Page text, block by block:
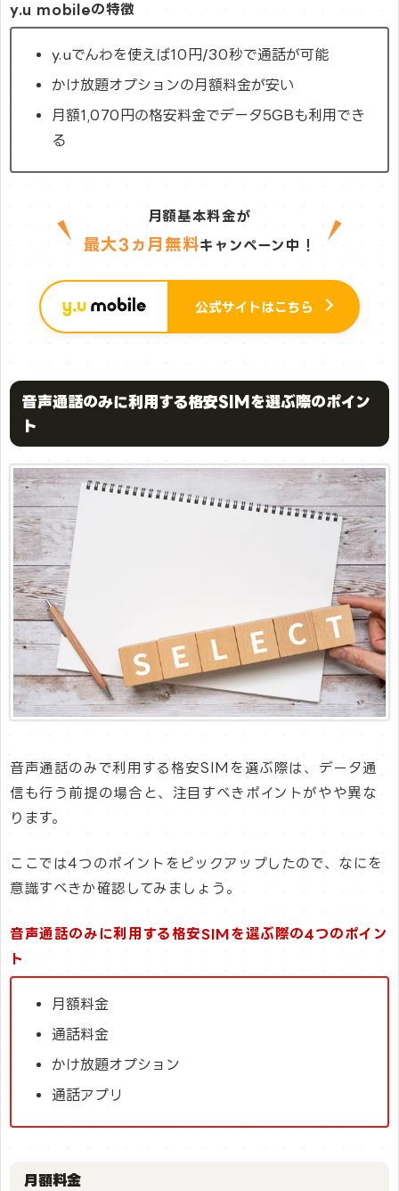
y.u mobileの特徴
y.uでんわを使えば10円/30秒で通話が可能
かけ放題オプションの月額料金が安い
月額1,070円の格安料金でデータ5GBも利用でき
る
月額基本料金が
最大3ヵ月無料キャンペーン中！
公式サイトはこちら
音声通話のみに利用する格安SIMを選ぶ際のポイン
ト
音声通話のみで利用する格安SIMを選ぶ際は、データ通
信も行う前提の場合と、注目すべきポイントがやや異な
ります。
ここでは4つのポイントをピックアップしたので、なにを
意識すべきか確認してみましょう。
音声通話のみに利用する格安SIMを選ぶ際の4つのポイン
ト
月額料金
通話料金
かけ放題オプション
通話アプリ
月額料金